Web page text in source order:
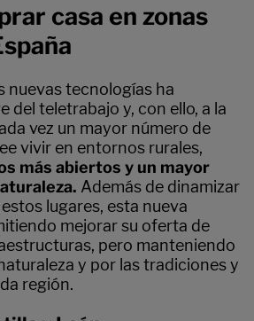
casa en zonas
nuevas tecnologías ha
del teletrabajo y, con ello, a la
vez un mayor número de
vivir en entornos rurales,
más abiertos y un mayor
Además de dinamizar
lugares, esta nueva
mejorar su oferta de
pero manteniendo
y por las tradiciones y
región.